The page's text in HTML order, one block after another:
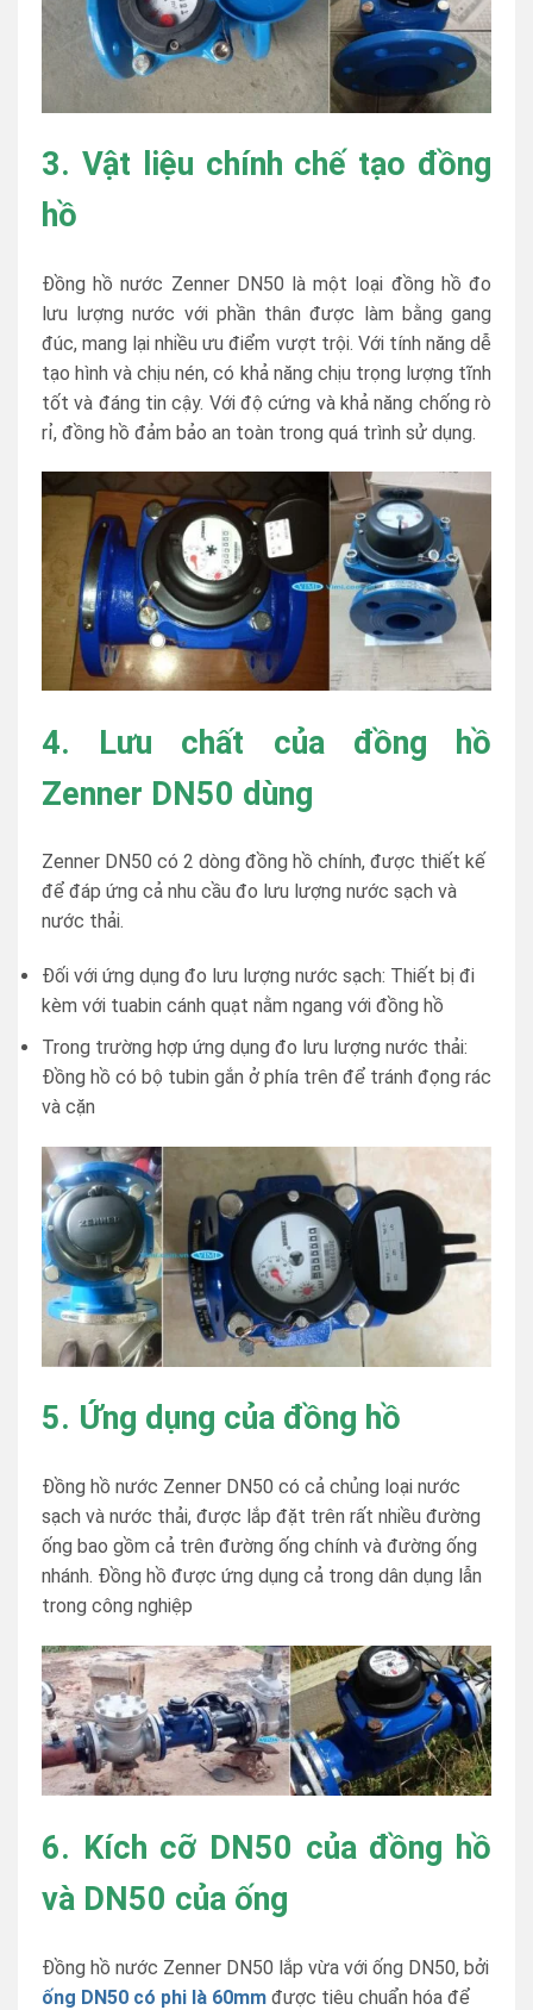
3. Vật liệu chính chế tạo đồng
hồ
Đồng hồ nước Zenner DN50 là một loại đồng hồ đo
lưu lượng nước với phần thân được làm bằng gang
đúc, mang lại nhiều ưu điểm vượt trội. Với tính năng dễ
tạo hình và chịu nén, có khả năng chịu trọng lượng tĩnh
tốt và đáng tin cậy. Với độ cứng và khả năng chống rò
rỉ, đồng hồ đảm bảo an toàn trong quá trình sử dụng.
4. Lưu chất của đồng hồ
Zenner DN50 dùng
Zenner DN50 có 2 dòng đồng hồ chính, được thiết kế
để đáp ứng cả nhu cầu đo lưu lượng nước sạch và
nước thải.
Đối với ứng dụng đo lưu lượng nước sạch: Thiết bị đi
kèm với tuabin cánh quạt nằm ngang với đồng hồ
Trong trường hợp ứng dụng đo lưu lượng nước thải:
Đồng hồ có bộ tubin gắn ở phía trên để tránh đọng rác
và cặn
5. Ứng dụng của đồng hồ
Đồng hồ nước Zenner DN50 có cả chủng loại nước
sạch và nước thải, được lắp đặt trên rất nhiều đường
ống bao gồm cả trên đường ống chính và đường ống
nhánh. Đồng hồ được ứng dụng cả trong dân dụng lẫn
trong công nghiệp
6. Kích cỡ DN50 của đồng hồ
và DN50 của ống
Đồng hồ nước Zenner DN50 lắp vừa với ống DN50, bởi
ống DN50 có phi là 60mm được tiêu chuẩn hóa để